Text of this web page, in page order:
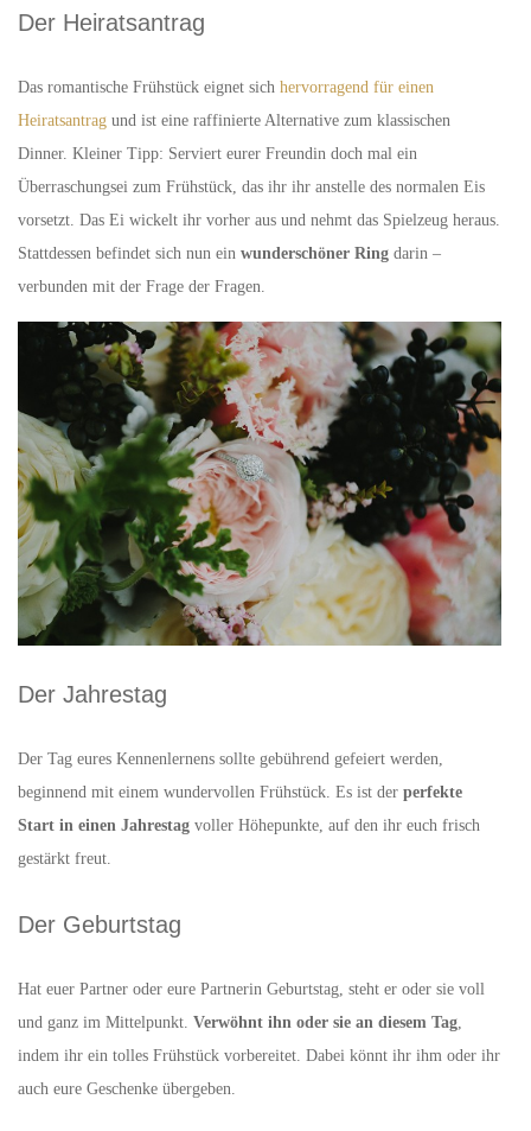
Der Heiratsantrag
Das romantische Frühstück eignet sich hervorragend für einen
Heiratsantrag und ist eine raffinierte Alternative zum klassischen
Dinner. Kleiner Tipp: Serviert eurer Freundin doch mal ein
Überraschungsei zum Frühstück, das ihr ihr anstelle des normalen Eis
vorsetzt. Das Ei wickelt ihr vorher aus und nehmt das Spielzeug heraus.
Stattdessen befindet sich nun ein wunderschöner Ring darin –
verbunden mit der Frage der Fragen.
Der Jahrestag
Der Tag eures Kennenlernens sollte gebührend gefeiert werden,
beginnend mit einem wundervollen Frühstück. Es ist der perfekte
Start in einen Jahrestag voller Höhepunkte, auf den ihr euch frisch
gestärkt freut.
Der Geburtstag
Hat euer Partner oder eure Partnerin Geburtstag, steht er oder sie voll
und ganz im Mittelpunkt. Verwöhnt ihn oder sie an diesem Tag
indem ihr ein tolles Frühstück vorbereitet. Dabei könnt ihr ihm oder ihr
auch eure Geschenke übergeben.